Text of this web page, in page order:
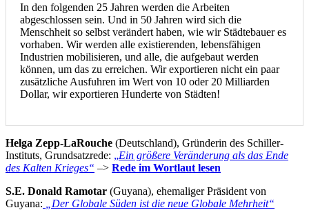
In den folgenden 25 Jahren werden die Arbeiten
abgeschlossen sein. Und in 50 Jahren wird sich die
Menschheit so selbst verändert haben, wie wir Städtebauer es
vorhaben. Wir werden alle existierenden, lebensfähigen
Industrien mobilisieren, und alle, die aufgebaut werden
können, um das zu erreichen. Wir exportieren nicht ein paar
zusätzliche Ausfuhren im Wert von 10 oder 20 Milliarden
Dollar, wir exportieren Hunderte von Städten!
Helga Zepp-LaRouche (Deutschland), Gründerin des Schiller-
Instituts, Grundsatzrede: „Ein größere Veränderung als das Ende
des Kalten Krieges“ –> Rede im Wortlaut lesen
S.E. Donald Ramotar (Guyana), ehemaliger Präsident von
Guyana:
„Der Globale Süden ist die neue Globale Mehrheit“